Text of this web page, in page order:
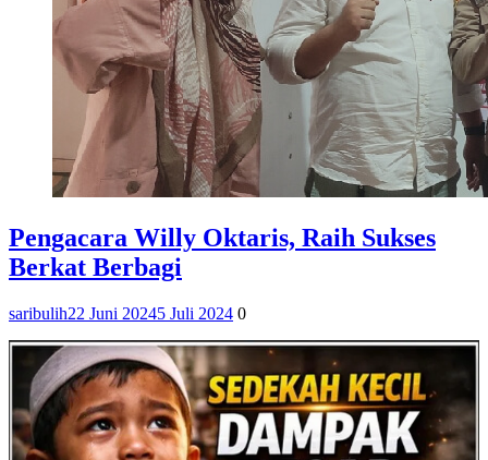
Pengacara Willy Oktaris, Raih Sukses
Berkat Berbagi
saribulih22 Juni 20245 Juli 2024 0